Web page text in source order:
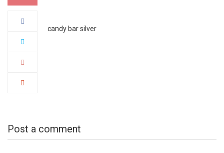
candy bar silver
Post a comment